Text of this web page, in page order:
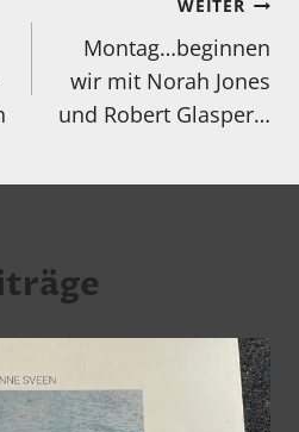
WEITER
Montag…beginnen
wir mit Norah Jones
und Robert Glasper…